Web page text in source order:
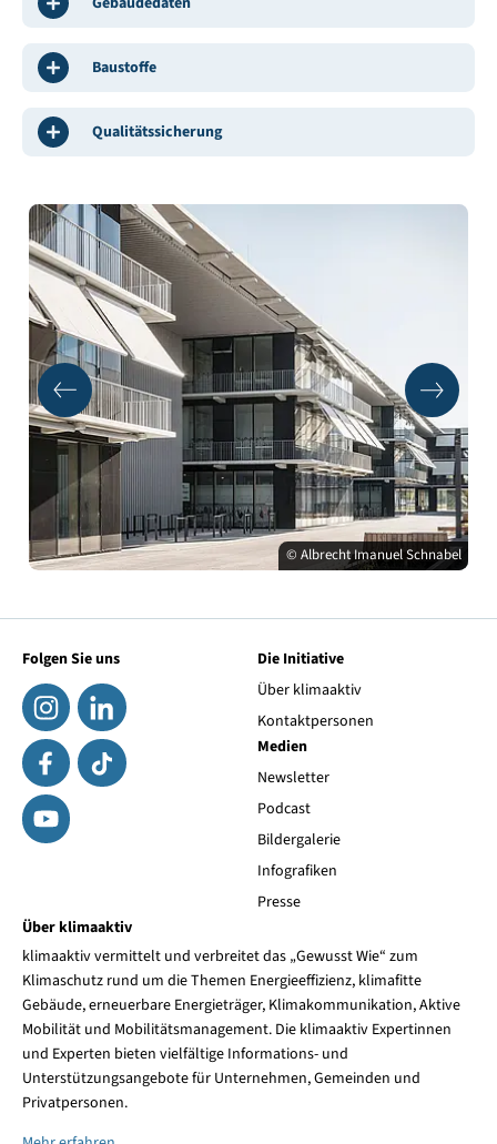
Baustoffe
Qualitätssicherung
© Albrecht Imanuel Schnabel
Folgen Sie uns
Die Initiative
Über klimaaktiv
Kontaktpersonen
Medien
Newsletter
Podcast
Bildergalerie
Infografiken
Presse
Über klimaaktiv
klimaaktiv vermittelt und verbreitet das „Gewusst Wie“ zum
Klimaschutz rund um die Themen Energieeffizienz, klimafitte
Gebäude, erneuerbare Energieträger, Klimakommunikation, Aktive
Mobilität und Mobilitätsmanagement. Die klimaaktiv Expertinnen
und Experten bieten vielfältige Informations- und
Unterstützungsangebote für Unternehmen, Gemeinden und
Privatpersonen.